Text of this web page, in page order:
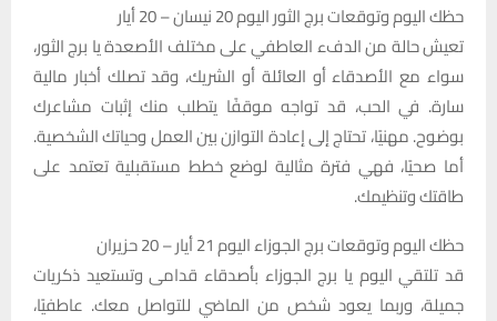
حظك اليوم وتوقعات برج الثور اليوم 20 نيسان – 20 أيار
تعيش حالة من الدفء العاطفي على مختلف الأصعدة يا برج الثور،
سواء مع الأصدقاء أو العائلة أو الشريك، وقد تصلك أخبار مالية
سارة. في الحب، قد تواجه موقفًا يتطلب منك إثبات مشاعرك
بوضوح. مهنيًا، تحتاج إلى إعادة التوازن بين العمل وحياتك الشخصية.
أما صحيًا، فهي فترة مثالية لوضع خطط مستقبلية تعتمد على
طاقتك وتنظيمك.
حظك اليوم وتوقعات برج الجوزاء اليوم 21 أيار – 20 حزيران
قد تلتقي اليوم يا برج الجوزاء بأصدقاء قدامى وتستعيد ذكريات
جميلة، وربما يعود شخص من الماضي للتواصل معك. عاطفيًا،